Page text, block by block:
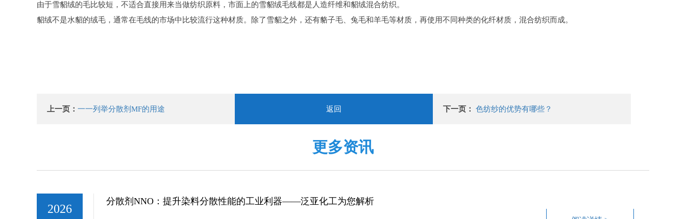
由于雪貂绒的毛比较短，不适合直接用来当做纺织原料，市面上的雪貂绒毛线都是人造纤维和貂绒混合纺织。
貂绒不是水貂的绒毛，通常在毛线的市场中比较流行这种材质。除了雪貂之外，还有貉子毛、兔毛和羊毛等材质，再使用不同种类的化纤材质，混合纺织而成。
上一页： 一一列举分散剂MF的用途 返回 下一页： 色纺纱的优势有哪些？
更多资讯
2026
分散剂NNO：提升染料分散性能的工业利器——泛亚化工为您解析